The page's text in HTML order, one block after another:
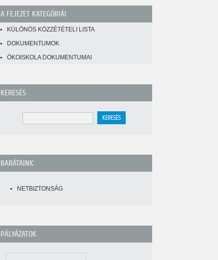
A FEJEZET KATEGÓRIÁI
KÜLÖNÖS KÖZZÉTÉTELI LISTA
DOKUMENTUMOK
ÖKOISKOLA DOKUMENTUMAI
KERESÉS
BARÁTAINK:
NETBIZTONSÁG
PÁLYÁZATOK